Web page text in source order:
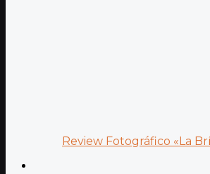
Review Fotográfico «La